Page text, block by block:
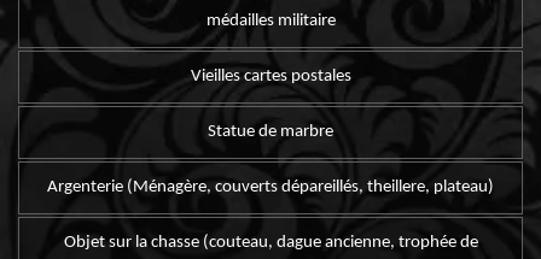
médailles militaire
Vieilles cartes postales
Statue de marbre
Argenterie (Ménagère, couverts dépareillés, theillere, plateau)
Objet sur la chasse (couteau, dague ancienne, trophée de